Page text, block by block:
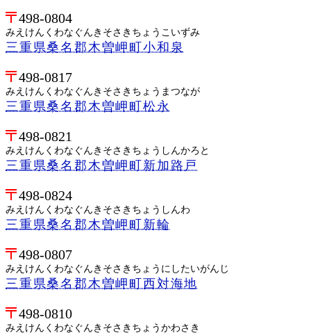
498-0804
みえけんくわなぐんきそさきちょうこいずみ
三重県桑名郡木曽岬町小和泉
498-0817
みえけんくわなぐんきそさきちょうまつなが
三重県桑名郡木曽岬町松永
498-0821
みえけんくわなぐんきそさきちょうしんかろと
三重県桑名郡木曽岬町新加路戸
498-0824
みえけんくわなぐんきそさきちょうしんわ
三重県桑名郡木曽岬町新輪
498-0807
みえけんくわなぐんきそさきちょうにしたいがんじ
三重県桑名郡木曽岬町西対海地
498-0810
みえけんくわなぐんきそさきちょうかわさき